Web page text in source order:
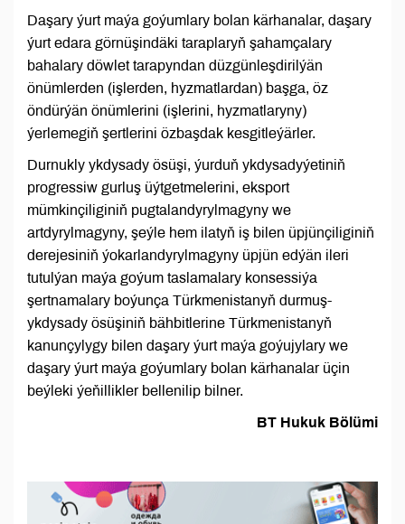
Daşary ýurt maýa goýumlary bolan kärhanalar, daşary
ýurt edara görnüşindäki taraplaryň şahamçalary
bahalary döwlet tarapyndan düzgünleşdirilýän
önümlerden (işlerden, hyzmatlardan) başga, öz
öndürýän önümlerini (işlerini, hyzmatlaryny)
ýerlemegiň şertlerini özbaşdak kesgitleýärler.
Durnukly ykdysady ösüşi, ýurduň ykdysadyýetiniň
progressiw gurluş üýtgetmelerini, eksport
mümkinçiliginiň pugtalandyrylmagyny we
artdyrylmagyny, şeýle hem ilatyň iş bilen üpjünçiliginiň
derejesiniň ýokarlandyrylmagyny üpjün edýän ileri
tutulýan maýa goýum taslamalary konsessiýa
şertnamalary boýunça Türkmenistanyň durmuş-
ykdysady ösüşiniň bähbitlerine Türkmenistanyň
kanunçylygy bilen daşary ýurt maýa goýujylary we
daşary ýurt maýa goýumlary bolan kärhanalar üçin
beýleki ýeňillikler bellenilip bilner.
BT Hukuk Bölümi